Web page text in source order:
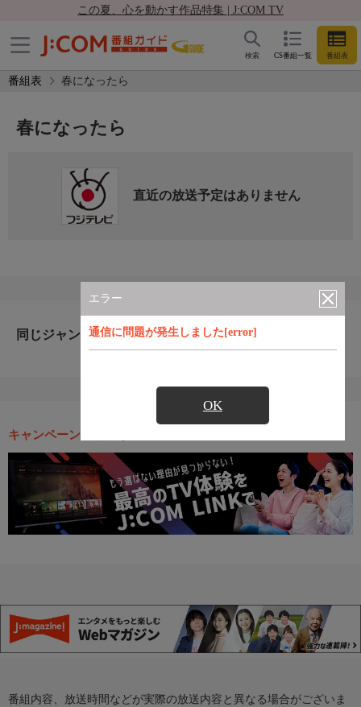
この夏、心を動かす作品特集 | J:COM TV
CS番組一覧 番組表
検索
番組表 春になったら
エラー
通信に問題が発生しました[error]
OK
春になったら
直近の放送予定はありません
同じジャンルのおすすめ番組
キャンペーン・お得な情報
番組内容、放送時間などが実際の放送内容と異なる場合がございま